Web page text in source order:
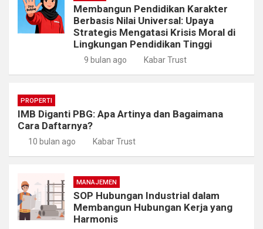
Membangun Pendidikan Karakter
Berbasis Nilai Universal: Upaya
Strategis Mengatasi Krisis Moral di
Lingkungan Pendidikan Tinggi
9 bulan ago Kabar Trust
PROPERTI
IMB Diganti PBG: Apa Artinya dan Bagaimana
Cara Daftarnya?
10 bulan ago Kabar Trust
MANAJEMEN
SOP Hubungan Industrial dalam
Membangun Hubungan Kerja yang
Harmonis